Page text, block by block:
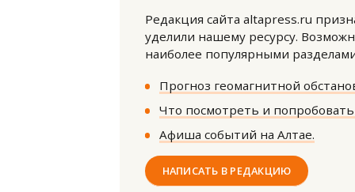
Редакция сайта altapress.ru
уделили нашему ресурсу.
наиболее популярными
Прогноз геомагнитной
Что посмотреть и попробовать
Афиша событий на Алтае.
НАПИСАТЬ В РЕДАКЦИЮ
Архитектурный код начинается с
земли. Мощение крупноформатными
плитами становится новым
стандартом благоустройства
СТРОИТЕЛЬСТВО